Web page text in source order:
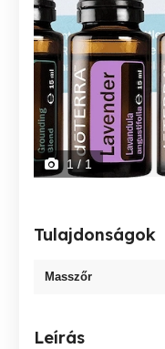
1/ 1
Tulajdonságok
Masszőr
Leírás